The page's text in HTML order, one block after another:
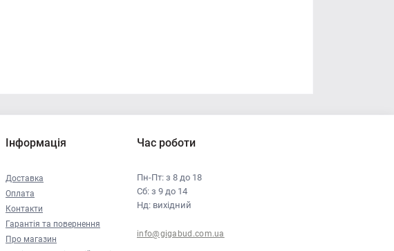
Інформація
Доставка
Оплата
Контакти
Гарантія та повернення
Про магазин
Час роботи
Пн-Пт: з 8 до 18
Сб: з 9 до 14
Нд: вихідний
info@gigabud.com.ua